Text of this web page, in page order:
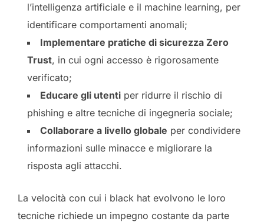
l’intelligenza artificiale e il machine learning, per
identificare comportamenti anomali;
Implementare pratiche di sicurezza Zero
Trust, in cui ogni accesso è rigorosamente
verificato;
Educare gli utenti per ridurre il rischio di
phishing e altre tecniche di ingegneria sociale;
Collaborare a livello globale per condividere
informazioni sulle minacce e migliorare la
risposta agli attacchi.
La velocità con cui i black hat evolvono le loro
tecniche richiede un impegno costante da parte